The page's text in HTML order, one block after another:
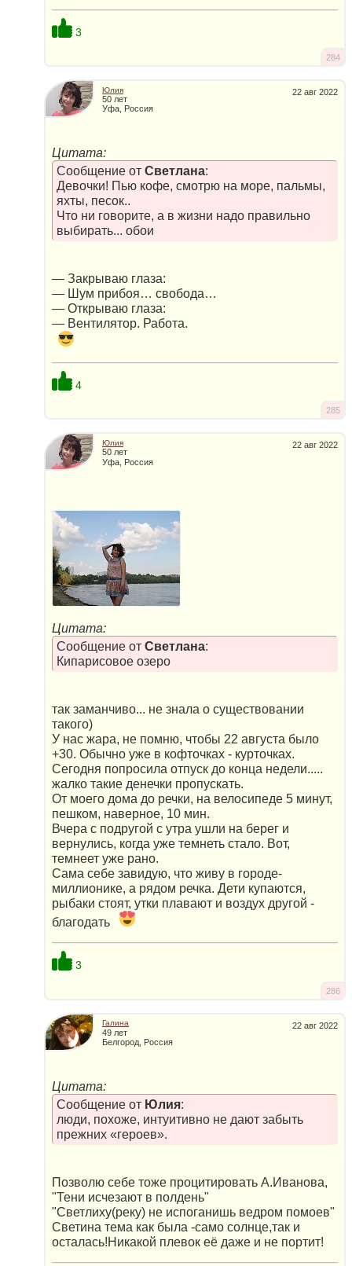
3
284
22 авг 2022
Юлия
50 лет
Уфа, Россия
Цитата:
Сообщение от Светлана:
Девочки! Пью кофе, смотрю на море, пальмы,
яхты, песок..
Что ни говорите, а в жизни надо правильно
выбирать... обои
— Закрываю глаза:
— Шум прибоя… свобода…
— Открываю глаза:
— Вентилятор. Работа.
4
285
22 авг 2022
Юлия
50 лет
Уфа, Россия
Цитата:
Сообщение от Светлана:
Кипарисовое озеро
так заманчиво... не знала о существовании
такого)
У нас жара, не помню, чтобы 22 августа было
+30. Обычно уже в кофточках - курточках.
Сегодня попросила отпуск до конца недели.....
жалко такие денечки пропускать.
От моего дома до речки, на велосипеде 5 минут,
пешком, наверное, 10 мин.
Вчера с подругой с утра ушли на берег и
вернулись, когда уже темнеть стало. Вот,
темнеет уже рано.
Сама себе завидую, что живу в городе-
миллионике, а рядом речка. Дети купаются,
рыбаки стоят, утки плавают и воздух другой -
благодать
3
286
22 авг 2022
Галина
49 лет
Белгород, Россия
Цитата:
Сообщение от Юлия:
люди, похоже, интуитивно не дают забыть
прежних «героев».
Позволю себе тоже процитировать А.Иванова,
"Тени исчезают в полдень"
"Светлиху(реку) не испоганишь ведром помоев"
Светина тема как была -само солнце,так и
осталась!Никакой плевок её даже и не портит!